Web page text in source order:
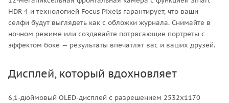
HDR 4 и технологией Focus Pixels гарантирует, что ваши
селфи будут выглядеть как с обложки журнала. Снимайте в
ночном режиме или создавайте потрясающие портреты с
эффектом боке — результаты впечатлят вас и ваших друзей.
Дисплей, который вдохновляет
6,1-дюймовый OLED-дисплей с разрешением 2532x1170